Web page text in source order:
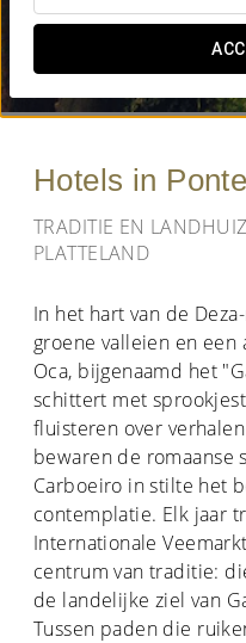
Hotels in
TRADITIE EN
PLATTELAND
In het hart van de
groene valleien en
Oca, bijgenaamd het
schittert met
fluisteren over
bewaren de romaanse
Carboeiro in stilte het
contemplatie. Elk jaar
Internationale
centrum van traditie:
de landelijke ziel van
Tussen paden die